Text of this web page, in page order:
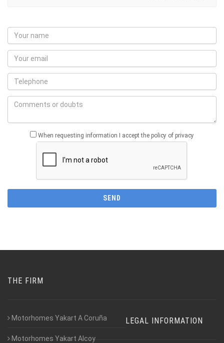
When requesting information I accept the policy of privacy
THE FIRM
Motorhomes Yakart A Coruña
Motorhomes Yakart Alcoy
LEGAL INFORMATION